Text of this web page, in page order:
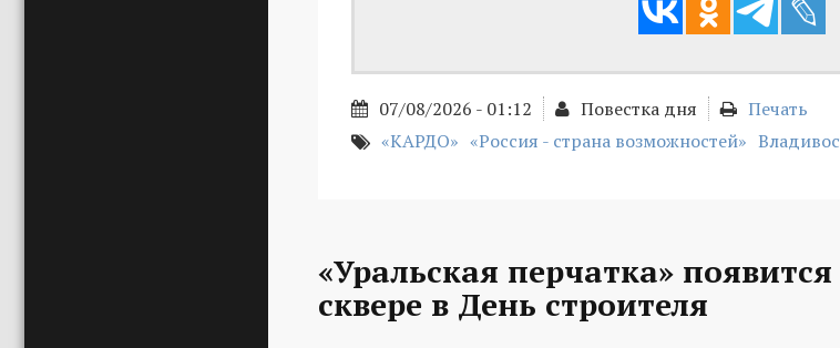
07/08/2026 - 01:12 Повестка дня
Печать
«КАРДО» «Россия - страна возможностей»
«Уральская перчатка»
сквере в День строителя